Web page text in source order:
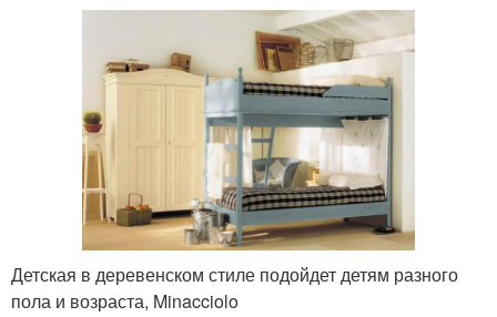
Детская в деревенском стиле подойдет детям разного
пола и возраста, Minacciolo